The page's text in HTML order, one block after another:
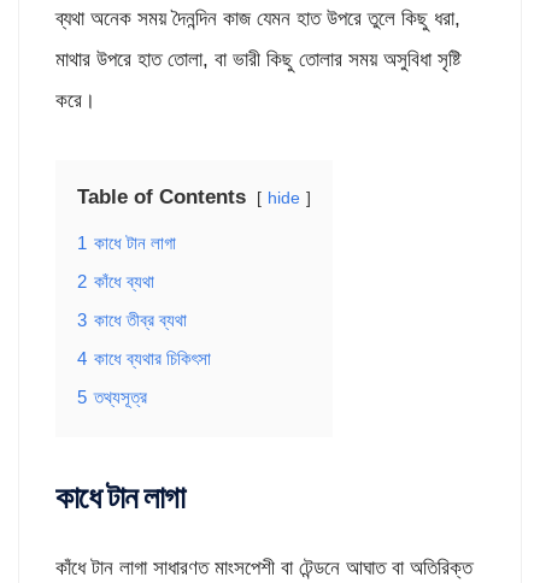
ব্যথা অনেক সময় দৈনন্দিন কাজ যেমন হাত উপরে তুলে কিছু ধরা,
মাথার উপরে হাত তোলা, বা ভারী কিছু তোলার সময় অসুবিধা সৃষ্টি
করে।
Table of Contents hide
1 কাধে টান লাগা
2 কাঁধে ব্যথা
3 কাধে তীব্র ব্যথা
4 কাধে ব্যথার চিকিৎসা
5 তথ্যসূত্র
কাধে টান লাগা
কাঁধে টান লাগা সাধারণত মাংসপেশী বা টেন্ডনে আঘাত বা অতিরিক্ত